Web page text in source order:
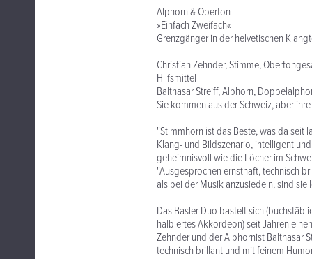
Alphorn & Oberton
»Einfach Zweifach«
Grenzgänger in der helvetischen
Christian Zehnder, Stimme,
Hilfsmittel
Balthasar Streiff, Alphorn,
Sie kommen aus der Schweiz, aber
"Stimmhorn ist das Beste, was da seit
Klang- und Bildszenario, intelligent
geheimnisvoll wie die Löcher im
"Ausgesprochen ernsthaft, technisch
als bei der Musik anzusiedeln, sind
Das Basler Duo bastelt sich
halbiertes Akkordeon) seit Jahren
Zehnder und der Alphornist Balthasar
technisch brillant und mit feinem